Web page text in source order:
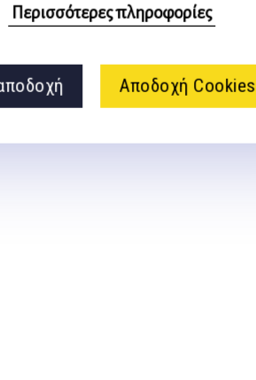
Περισσότερες πληροφορίες
Αποδοχή Cookies